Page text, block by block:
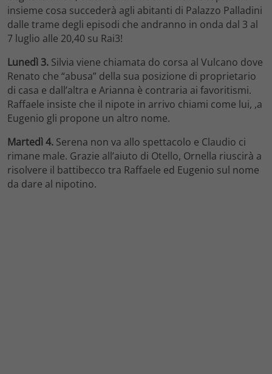
insieme cosa succederà agli abitanti di Palazzo Palladini
dalle trame degli episodi che andranno in onda dal 3 al
7 luglio alle 20,40 su Rai3!
Lunedì 3. Silvia viene chiamata do corsa al Vulcano dove
Renato che “abusa” della sua posizione di proprietario
di casa e dall’altra e Arianna è contraria ai favoritismi.
Raffaele insiste che il nipote in arrivo chiami come lui, ,a
Eugenio gli propone un altro nome.
Martedì 4. Serena non va allo spettacolo e Claudio ci
rimane male. Grazie all’aiuto di Otello, Ornella riuscirà a
risolvere il battibecco tra Raffaele ed Eugenio sul nome
da dare al nipotino.